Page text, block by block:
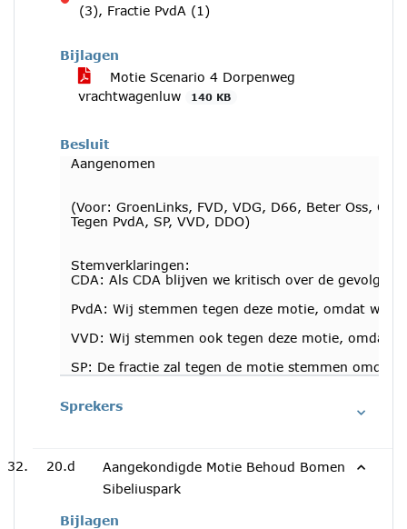
tegen(3), Fractie PvdA (1)
Bijlagen
Motie Scenario 4 Dorpenweg
vrachtwagenluw
140 KB
Besluit
Aangenomen
(Voor: GroenLinks, FVD, VDG, D66, Beter Oss, CDA
Tegen PvdA, SP, VVD, DDO)
Stemverklaringen:
CDA: Als CDA blijven we kritisch over de
PvdA: Wij stemmen tegen deze motie, omdat wij
VVD: Wij stemmen ook tegen deze motie, omdat
SP: De fractie zal tegen de motie stemmen omdat
Sprekers
20.d
Aangekondigde Motie Behoud Bomen
Sibeliuspark
Bijlagen